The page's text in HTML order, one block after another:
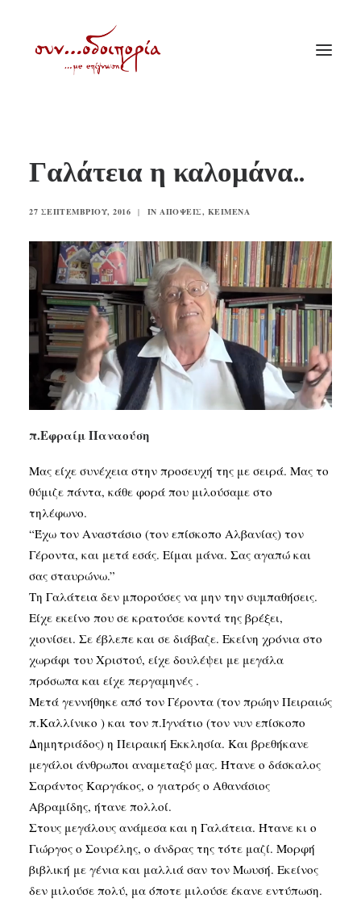
ΘΕΜΑΤΟΛΟΓΙΑ
ΕΥΑΓΓΕΛΙΣΤΡΙΑ ΠΕΙΡΑΙΏΣ
VIDEO
ΠΑΛΑΙΑ ΣΥΝΟΔΟΙΠΟΡΙΑ
ΕΠΙΚΟΙΝΩΝΙΑ
SEARCH
Γαλάτεια η καλομάνα..
27 ΣΕΠΤΕΜΒΡΊΟΥ, 2016 | IN ΑΠΌΨΕΙΣ, ΚΕΊΜΕΝΑ
π.Εφραίμ Παναούση
Μας είχε συνέχεια στην προσευχή της με σειρά. Μας το
θύμιζε πάντα, κάθε φορά που μιλούσαμε στο
τηλέφωνο.
“Έχω τον Αναστάσιο (τον επίσκοπο Αλβανίας) τον
Γέροντα, και μετά εσάς. Είμαι μάνα. Σας αγαπώ και
σας σταυρώνω.”
Τη Γαλάτεια δεν μπορούσες να μην την συμπαθήσεις.
Είχε εκείνο που σε κρατούσε κοντά της βρέξει,
χιονίσει. Σε έβλεπε και σε διάβαζε. Εκείνη χρόνια στο
χωράφι του Χριστού, είχε δουλέψει με μεγάλα
πρόσωπα και είχε περγαμηνές .
Μετά γεννήθηκε από τον Γέροντα (τον πρώην Πειραιώς
π.Καλλίνικο ) και τον π.Ιγνάτιο (τον νυν επίσκοπο
Δημητριάδος) η Πειραική Εκκλησία. Και βρεθήκανε
μεγάλοι άνθρωποι αναμεταξύ μας. Ήτανε ο δάσκαλος
Σαράντος Καργάκος, ο γιατρός ο Αθανάσιος
Αβραμίδης, ήτανε πολλοί.
Στους μεγάλους ανάμεσα και η Γαλάτεια. Ήτανε κι ο
Γιώργος ο Σουρέλης, ο άνδρας της τότε μαζί. Μορφή
βιβλική με γένια και μαλλιά σαν τον Μωυσή. Εκείνος
δεν μιλούσε πολύ, μα όποτε μιλούσε έκανε εντύπωση.